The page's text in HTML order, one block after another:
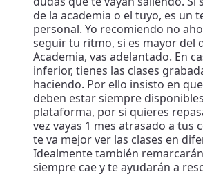
de la academia o el tuyo, es un
personal. Yo recomiendo no
seguir tu ritmo, si es mayor del
Academia, vas adelantado. En
inferior, tienes las clases
haciendo. Por ello insisto en
deben estar siempre
plataforma, por si quieres
vez vayas 1 mes atrasado a tus
te va mejor ver las clases en
Idealmente también
siempre cae y te ayudarán a